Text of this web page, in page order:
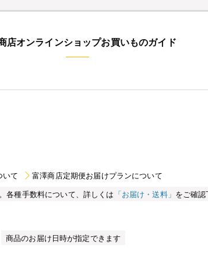
店オンラインショップお買いものガイド
いて
富澤商店定期便お届けプランについて
各種手数料について、詳しくは 「お届け・送料」 をご確
商品のお届け日時が指定できます